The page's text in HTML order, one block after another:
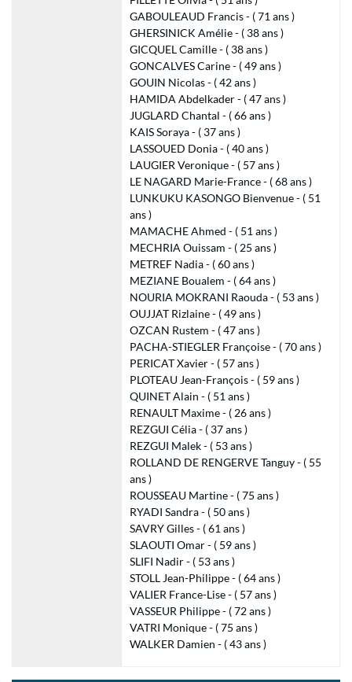
GABOULEAUD Francis - ( 71 ans )
GHERSINICK Amélie - ( 38 ans )
GICQUEL Camille - ( 38 ans )
GONCALVES Carine - ( 49 ans )
GOUIN Nicolas - ( 42 ans )
HAMIDA Abdelkader - ( 47 ans )
JUGLARD Chantal - ( 66 ans )
KAIS Soraya - ( 37 ans )
LASSOUED Donia - ( 40 ans )
LAUGIER Veronique - ( 57 ans )
LE NAGARD Marie-France - ( 68 ans )
LUNKUKU KASONGO Bienvenue - ( 51
ans )
MAMACHE Ahmed - ( 51 ans )
MECHRIA Ouissam - ( 25 ans )
METREF Nadia - ( 60 ans )
MEZIANE Boualem - ( 64 ans )
NOURIA MOKRANI Raouda - ( 53 ans )
OUJJAT Rizlaine - ( 49 ans )
OZCAN Rustem - ( 47 ans )
PACHA-STIEGLER Françoise - ( 70 ans )
PERICAT Xavier - ( 57 ans )
PLOTEAU Jean-François - ( 59 ans )
QUINET Alain - ( 51 ans )
RENAULT Maxime - ( 26 ans )
REZGUI Célia - ( 37 ans )
REZGUI Malek - ( 53 ans )
ROLLAND DE RENGERVE Tanguy - ( 55
ans )
ROUSSEAU Martine - ( 75 ans )
RYADI Sandra - ( 50 ans )
SAVRY Gilles - ( 61 ans )
SLAOUTI Omar - ( 59 ans )
SLIFI Nadir - ( 53 ans )
STOLL Jean-Philippe - ( 64 ans )
VALIER France-Lise - ( 57 ans )
VASSEUR Philippe - ( 72 ans )
VATRI Monique - ( 75 ans )
WALKER Damien - ( 43 ans )